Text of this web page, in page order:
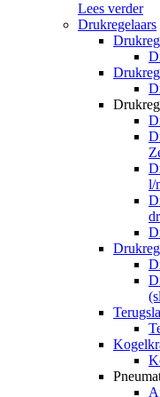
Lees verder
Drukregelaars
l/